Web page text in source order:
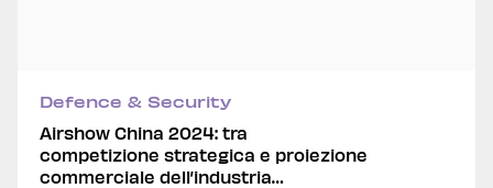
Defence & Security
Airshow China 2024: tra
competizione strategica e proiezione
commerciale dell’industria